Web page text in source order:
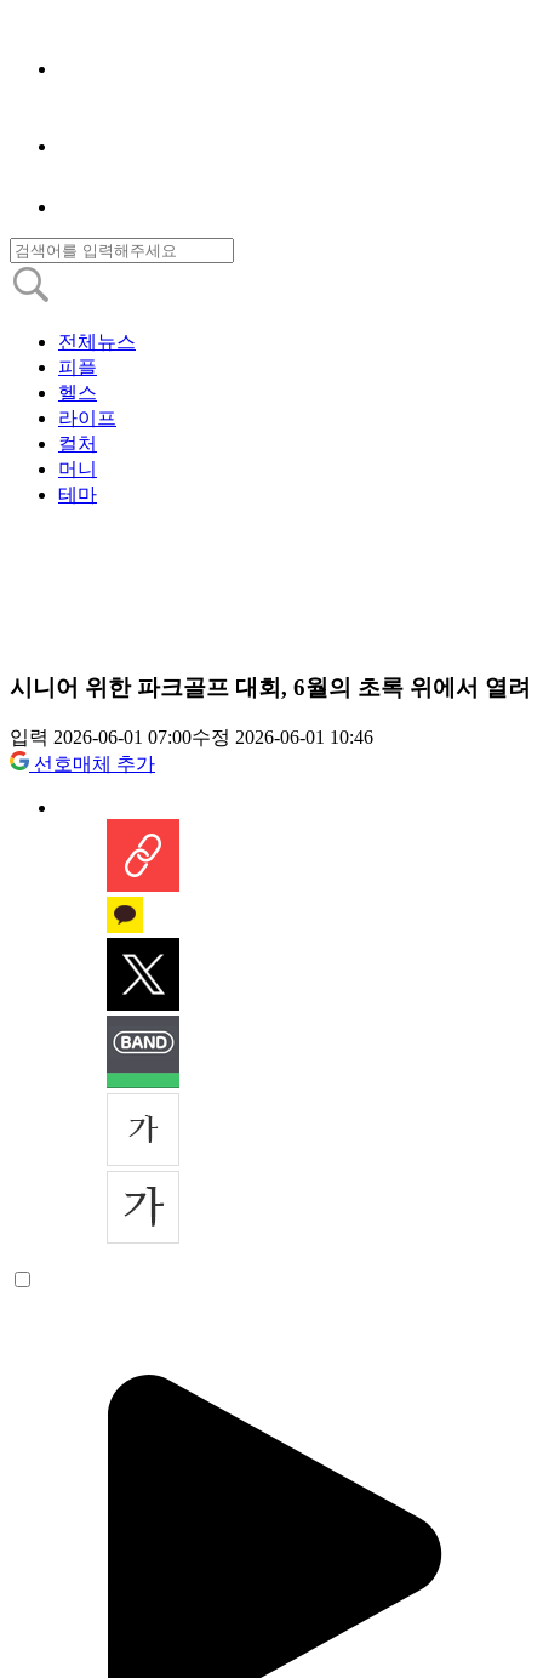
전체뉴스
피플
헬스
라이프
컬처
머니
테마
시니어 위한 파크골프 대회, 6월의 초록 위에서 열려
입력 2026-06-01 07:00수정 2026-06-01 10:46
선호매체 추가